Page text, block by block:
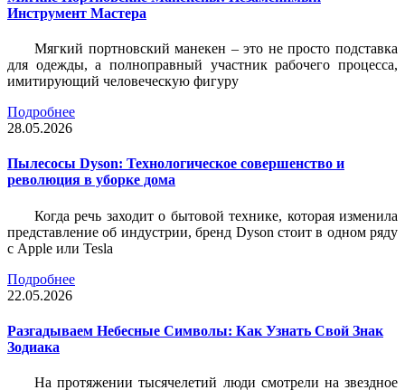
Инструмент Мастера
Мягкий портновский манекен – это не просто подставка
для одежды, а полноправный участник рабочего процесса,
имитирующий человеческую фигуру
Подробнее
28.05.2026
Пылесосы Dyson: Технологическое совершенство и
революция в уборке дома
Когда речь заходит о бытовой технике, которая изменила
представление об индустрии, бренд Dyson стоит в одном ряду
с Apple или Tesla
Подробнее
22.05.2026
Разгадываем Небесные Символы: Как Узнать Свой Знак
Зодиака
На протяжении тысячелетий люди смотрели на звездное